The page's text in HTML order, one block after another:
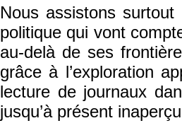
Nous assistons surtout
politique qui vont
au-delà de ses
grâce à l’exploration
lecture de journaux
jusqu’à présent